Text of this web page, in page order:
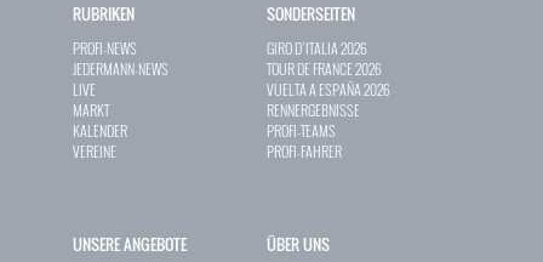
RUBRIKEN
PROFI-NEWS
JEDERMANN-NEWS
LIVE
MARKT
KALENDER
VEREINE
SONDERSEITEN
GIRO D`ITALIA 2026
TOUR DE FRANCE 2026
VUELTA A ESPAÑA 2026
RENNERGEBNISSE
PROFI-TEAMS
PROFI-FAHRER
UNSERE ANGEBOTE ÜBER UNS